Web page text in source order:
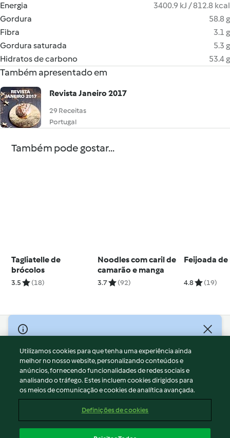
Energia
3400.9 kJ / 812.8 kcal
Gordura
58.8 g
Fibra
3.1 g
Gordura saturada
5.3 g
Hidratos de carbono
53.4 g
Também apresentado em
Revista Janeiro 2017
29 Receitas
Portugal
Também pode gostar...
Tagliatelle de
brócolos
3.5 (18)
Noodles com caril de
camarão e manga
3.7 (92)
Feijoada
4.8 (19)
© Copyright 2026
Termos de Utilização
Aviso sobre Proteção de Dados
Aviso
Apoio legal
Conteúdo do relatório
Utilizamos cookies para que tenha uma experiência ainda
melhor no nosso website, personalizando conteúdos e
anúncios, fornecendo funcionalidades de redes sociais e
analisando o tráfego. Estes incluem cookies dirigidos para
os meios de comunicação e cookies de analítica avançada.
Definições de cookies